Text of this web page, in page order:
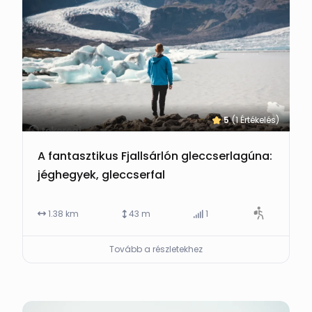
5 (1 Értékelés)
A fantasztikus Fjallsárlón gleccserlagúna:
jéghegyek, gleccserfal
1.38 km 43 m 1
Tovább a részletekhez